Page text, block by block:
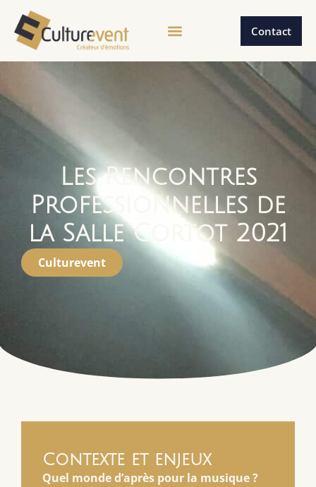
Contact
Les Rencontres
Professionnelles de
la Salle Cortot 2021
Culturevent
Contexte et enjeux
Quel monded’après pour la musique ?